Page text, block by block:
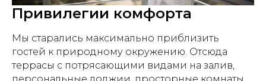
Привилегии комфорта
Мы старались максимально приблизить
гостей к природному окружению. Отсюда
террасы с потрясающими видами на залив,